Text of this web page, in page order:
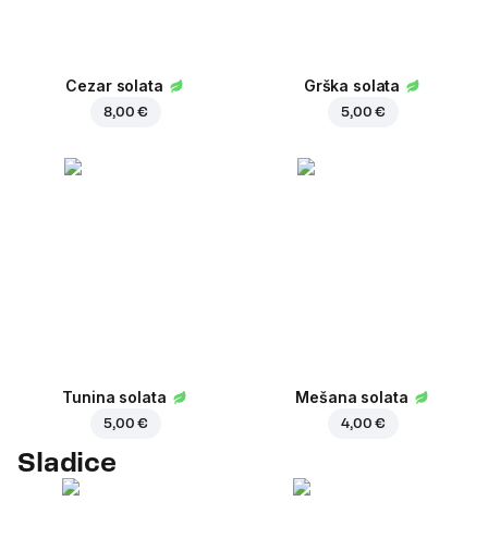
Cezar solata
8,00 €
Grška solata
5,00 €
Tunina solata
5,00 €
Mešana solata
4,00 €
Sladice